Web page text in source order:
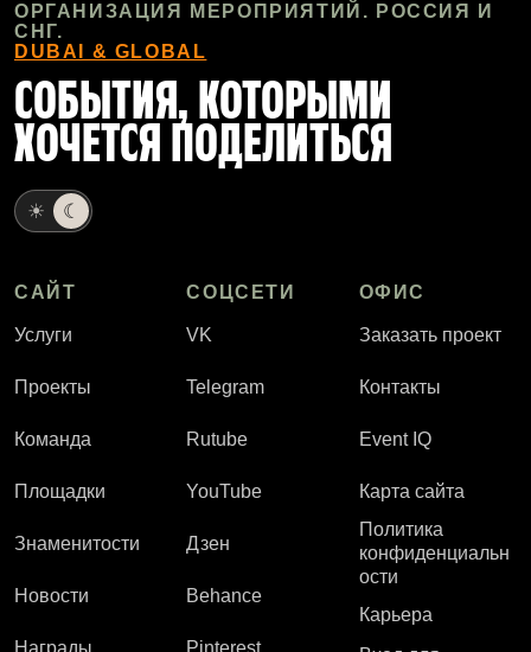
ОРГАНИЗАЦИЯ МЕРОПРИЯТИЙ. РОССИЯ И
СНГ.
DUBAI & GLOBAL
СОБЫТИЯ, КОТОРЫМИ
ХОЧЕТСЯ ПОДЕЛИТЬСЯ
☀ ☾
САЙТ
Услуги
Проекты
Команда
Площадки
Знаменитости
Новости
Награды
СОЦСЕТИ
VK
Telegram
Rutube
YouTube
Дзен
Behance
Pinterest
ОФИС
Заказать проект
Контакты
Event IQ
Карта сайта
Политика
конфиденциальн
ости
Карьера